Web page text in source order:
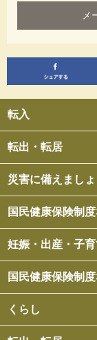
転入
転出・転居
災害に備えましょ
国民健康保険制
妊娠・出産・子育
国民健康保険制
くらし
メ